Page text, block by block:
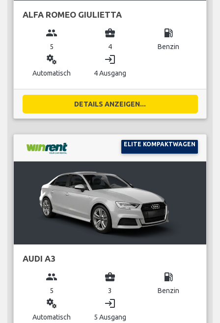
ALFA ROMEO GIULIETTA
group
5
business_center
4
local_gas_station
Benzin
miscellaneous_services
Automatisch
login
4 Ausgang
DETAILS ANZEIGEN...
ELITE KOMPAKTWAGEN
AUDI A3
group
5
business_center
3
local_gas_station
Benzin
miscellaneous_services
Automatisch
login
5 Ausgang